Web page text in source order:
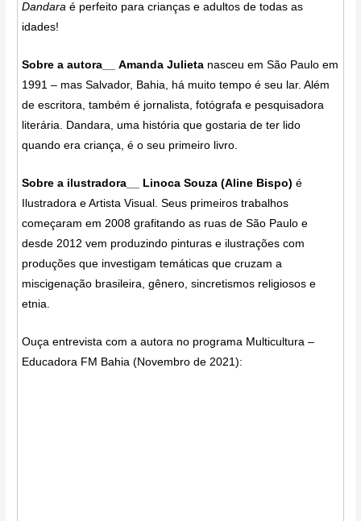
Dandaraé perfeito para crianças e adultos de todas as
idades!
Sobre a autora__ Amanda Julieta nasceu em São Paulo em
1991 – mas Salvador, Bahia, há muito tempo é seu lar. Além
de escritora, também é jornalista, fotógrafa e pesquisadora
literária. Dandara, uma história que gostaria de ter lido
quando era criança, é o seu primeiro livro.
Sobre a ilustradora__ Linoca Souza (Aline Bispo)é
Ilustradora e Artista Visual. Seus primeiros trabalhos
começaram em 2008 grafitando as ruas de São Paulo e
desde 2012 vem produzindo pinturas e ilustrações com
produções que investigam temáticas que cruzam a
miscigenação brasileira, gênero, sincretismos religiosos e
etnia.
Ouça entrevista com a autora no programa Multicultura –
Educadora FM Bahia (Novembro de 2021):